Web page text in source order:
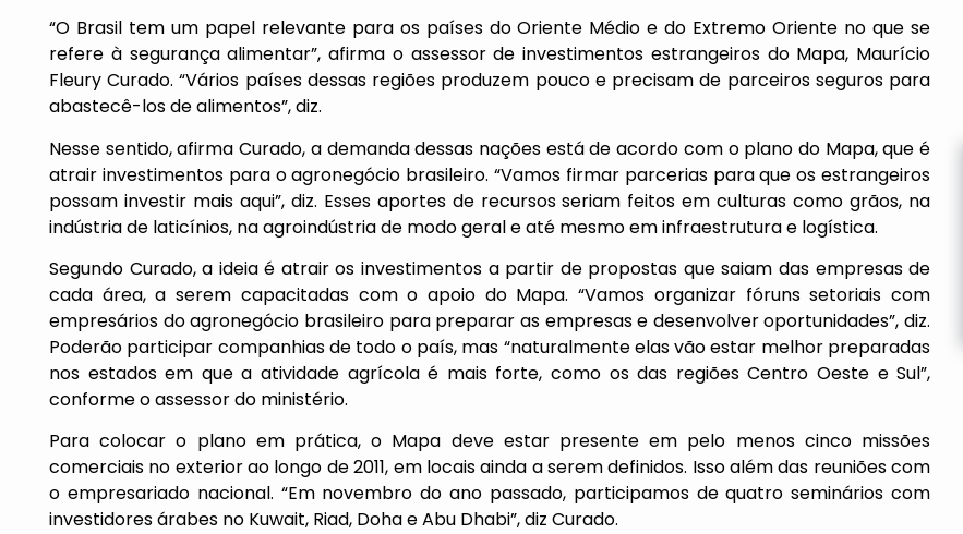
“O Brasil tem um papel relevante para os países do Oriente Médio e do Extremo Oriente no que se
refere à segurança alimentar”, afirma o assessor de investimentos estrangeiros do Mapa, Maurício
Fleury Curado. “Vários países dessas regiões produzem pouco e precisam de parceiros seguros para
abastecê-los de alimentos”, diz.
Nesse sentido, afirma Curado, a demanda dessas nações está de acordo com o plano do Mapa, que é
atrair investimentos para o agronegócio brasileiro. “Vamos firmar parcerias para que os estrangeiros
possam investir mais aqui”, diz. Esses aportes de recursos seriam feitos em culturas como grãos, na
indústria de laticínios, na agroindústria de modo geral e até mesmo em infraestrutura e logística.
Segundo Curado, a ideia é atrair os investimentos a partir de propostas que saiam das empresas de
cada área, a serem capacitadas com o apoio do Mapa. “Vamos organizar fóruns setoriais com
empresários do agronegócio brasileiro para preparar as empresas e desenvolver oportunidades”, diz.
Poderão participar companhias de todo o país, mas “naturalmente elas vão estar melhor preparadas
nos estados em que a atividade agrícola é mais forte, como os das regiões Centro Oeste e Sul”,
conforme o assessor do ministério.
Para colocar o plano em prática, o Mapa deve estar presente em pelo menos cinco missões
comerciais no exterior ao longo de 2011, em locais ainda a serem definidos. Isso além das reuniões com
o empresariado nacional. “Em novembro do ano passado, participamos de quatro seminários com
investidores árabes no Kuwait, Riad, Doha e Abu Dhabi”, diz Curado.